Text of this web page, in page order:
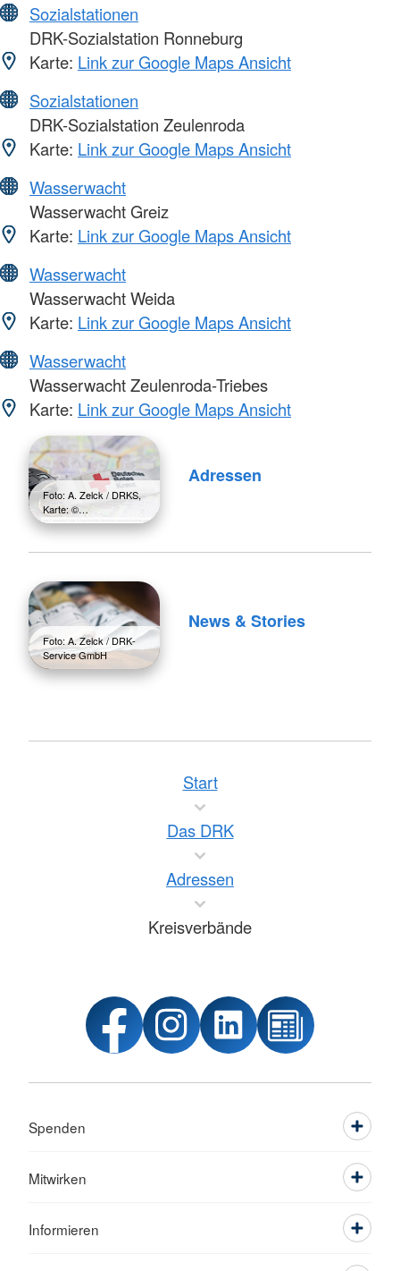
Sozialstationen
DRK-Sozialstation Ronneburg
Karte: Link zur Google Maps Ansicht
Sozialstationen
DRK-Sozialstation Zeulenroda
Karte: Link zur Google Maps Ansicht
Wasserwacht
Wasserwacht Greiz
Karte: Link zur Google Maps Ansicht
Wasserwacht
Wasserwacht Weida
Karte: Link zur Google Maps Ansicht
Wasserwacht
Wasserwacht Zeulenroda-Triebes
Karte: Link zur Google Maps Ansicht
Foto: A. Zelck / DRKS,
Karte: ©…
Adressen
Foto: A. Zelck / DRK-
Service GmbH
News & Stories
Start
Das DRK
Adressen
Kreisverbände
Spenden
Mitwirken
Informieren